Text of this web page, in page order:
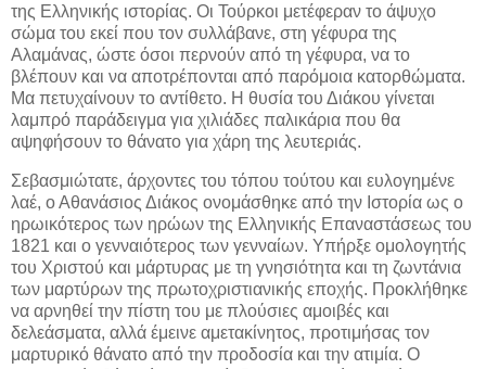
της Ελληνικής ιστορίας. Οι Τούρκοι μετέφεραν το άψυχο
σώμα του εκεί που τον συλλάβανε, στη γέφυρα της
Αλαμάνας, ώστε όσοι περνούν από τη γέφυρα, να το
βλέπουν και να αποτρέπονται από παρόμοια κατορθώματα.
Μα πετυχαίνουν το αντίθετο. Η θυσία του Διάκου γίνεται
λαμπρό παράδειγμα για χιλιάδες παλικάρια που θα
αψηφήσουν το θάνατο για χάρη της λευτεριάς.
Σεβασμιώτατε, άρχοντες του τόπου τούτου και ευλογημένε
λαέ, ο Αθανάσιος Διάκος ονομάσθηκε από την Ιστορία ως ο
ηρωικότερος των ηρώων της Ελληνικής Επαναστάσεως του
1821 και ο γενναιότερος των γενναίων. Υπήρξε ομολογητής
του Χριστού και μάρτυρας με τη γνησιότητα και τη ζωντάνια
των μαρτύρων της πρωτοχριστιανικής εποχής. Προκλήθηκε
να αρνηθεί την πίστη του με πλούσιες αμοιβές και
δελεάσματα, αλλά έμεινε αμετακίνητος, προτιμήσας τον
μαρτυρικό θάνατο από την προδοσία και την ατιμία. Ο